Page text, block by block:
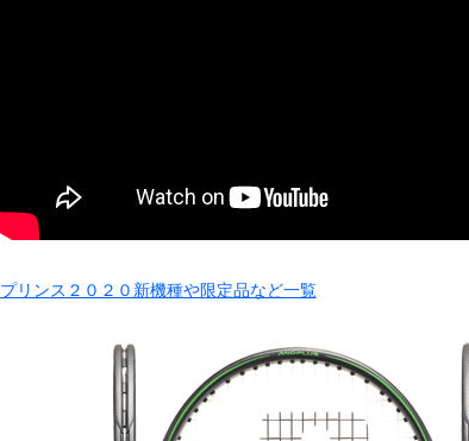
プリンス２０２０新機種や限定品など一覧